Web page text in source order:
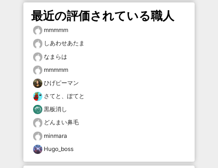
最近の評価されている職人
mmmmm
しあわせあたま
なまらは
mmmmm
ひげピーマン
さてと、ぽてと
黒板消し
どんまい鼻毛
minmara
Hugo_boss